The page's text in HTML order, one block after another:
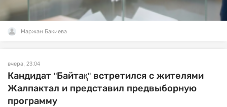
Маржан Бакиева
вчера, 23:04
Кандидат "Байтақ" встретился с жителями
Жалпактал и представил предвыборную
программу